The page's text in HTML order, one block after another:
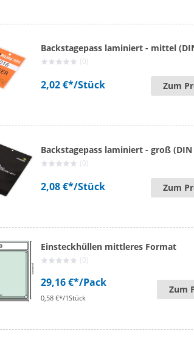
Backstagepass laminiert - mittel
(0)
2,02 €*/Stück Zum
Backstagepass laminiert - groß (DIN
(0)
2,08 €*/Stück Zum
Einsteckhüllen mittleres Format
(0)
29,16 €*/Pack
0,58 €*/1Stück
Zum